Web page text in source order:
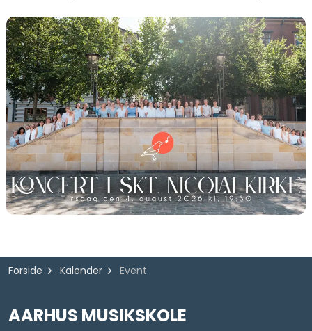
Forside Kalender Event
AARHUS MUSIKSKOLE